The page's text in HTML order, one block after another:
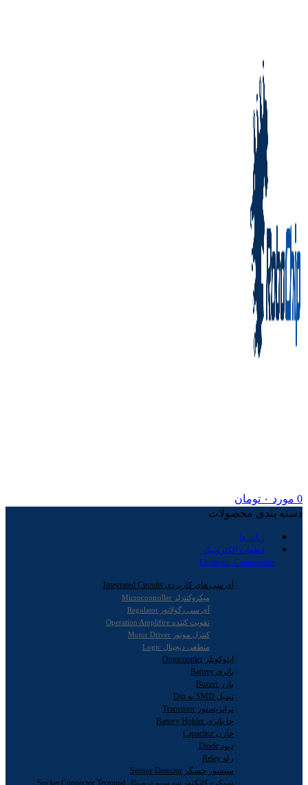
0 مورد ۰ تومان
دسته بندی محصولات
ربات ها
قطعات الکترونیک
Electronic Components
آی سی های کاربردی Integrated Circuits
میکروکنترلر Microcontroller
آی سی رگولاتور Regulator
تقویت کننده Operation Amplifire
کنترل موتور Motor Driver
منطقی دیجیتال Logic
اپتوکوپلر Optocoupler
باتری Battery
بازر Buzzer
تبدیل SMD به Dip
ترانزیستور Transistor
جا باتری Battery Holder
خازن Capacitor
دیود Diode
رله Relay
سنسور حسگر Sensor Detector
سوکت کانکتور سرسیم ترمینال Sucket Connector Terminal